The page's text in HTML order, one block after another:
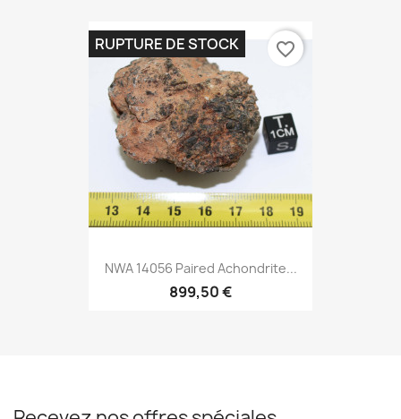
NWA 14056 Paired Achondrite...
899,50 €
RUPTURE DE STOCK favorite_border